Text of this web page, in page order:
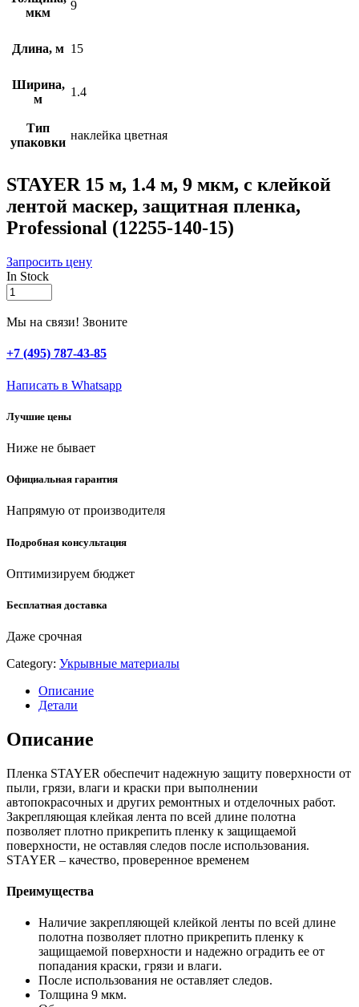
мкм
9
Длина, м 15
Ширина,
м
1.4
Тип
упаковки
наклейка цветная
STAYER 15 м, 1.4 м, 9 мкм, с клейкой
лентой маскер, защитная пленка,
Professional (12255-140-15)
Запросить цену
In Stock
STAYER
15
м,
м,
9
с
лентой
защитная
Professional
140-
Мы на связи! Звоните
+7 (495) 787-43-85
Написать в Whatsapp
Лучшие цены
Ниже не бывает
Официальная гарантия
Напрямую от производителя
Подробная консультация
Оптимизируем бюджет
Бесплатная доставка
Даже срочная
Category: Укрывные материалы
Описание
Детали
Описание
Пленка STAYER обеспечит надежную защиту поверхности от
пыли, грязи, влаги и краски при выполнении
автопокрасочных и других ремонтных и отделочных работ.
Закрепляющая клейкая лента по всей длине полотна
позволяет плотно прикрепить пленку к защищаемой
поверхности, не оставляя следов после использования.
STAYER – качество, проверенное временем
Преимущества
Наличие закрепляющей клейкой ленты по всей длине
полотна позволяет плотно прикрепить пленку к
защищаемой поверхности и надежно оградить ее от
попадания краски, грязи и влаги.
После использования не оставляет следов.
Толщина 9 мкм.